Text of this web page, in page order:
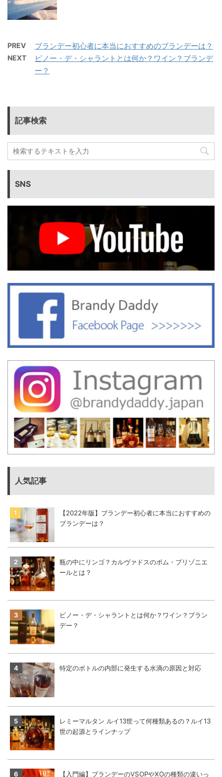
PREV ブランデー初心者に本当におすすめのブランデーは？
NEXT
ピノー・デ・シャラントとは何か？ワイン？ブランデ
ー？
記事検索
SNS
人気記事
【2022年版】ブランデー初心者に本当におすすめの
ブランデーは？
瓶の中にリンゴ？カルヴァドスのポム・プリゾニエ
ールとは？
ピノー・デ・シャラントとは何か？ワイン？ブラン
デー？
特定のボトルの内部に発生する水滴の原因と対応
レミーマルタン ルイ13世って何種類あるの？ルイ13
世の起源とラインナップ
【入門編】ブランデーのVSOPやXOの種類の違いっ